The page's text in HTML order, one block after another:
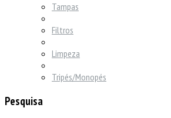
Tampas
Filtros
Limpeza
Tripés/Monopés
Pesquisa